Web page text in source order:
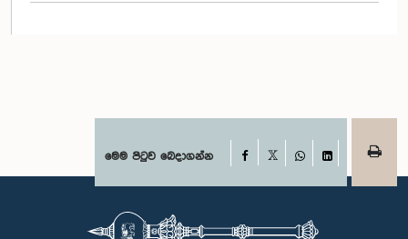
මෙම පිටුව බෙදාගන්න Facebook
WhatsAppLinkedIn